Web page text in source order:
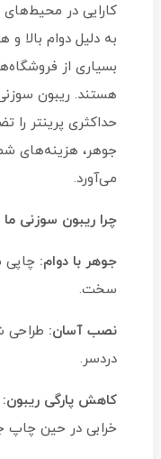
کارایی در محیط‌های
به دلیل دوام بالا و
بسیاری از فروشگاه‌ها،
حداکثری پرینتر را
جوهر، هزینه‌های شما
می‌آورد.
چرا ریبون سوزنی ما را
جوهر با دوام:چاپی
سخت.
نصب آسان:طراحی شده
دردسر.
کاهش پارگی ریبون:
خرابی در حین چاپ